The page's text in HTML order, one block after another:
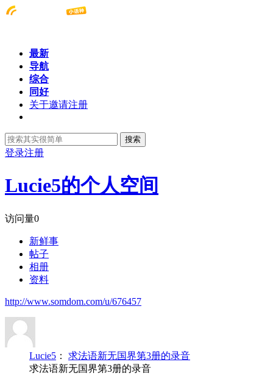
最新
导航
综合
同好
关于邀请注册
搜索
登录注册
Lucie5的个人空间
访问量0
新鲜事
帖子
相册
资料
http://www.somdom.com/u/676457
Lucie5 ： 求法语新无国界第3册的录音
求法语新无国界第3册的录音